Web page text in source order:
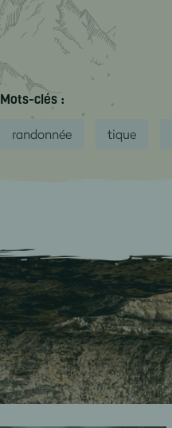
Mots-clés :
randonnée tique